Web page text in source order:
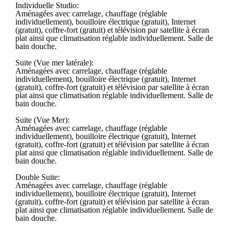
Individuelle Studio:
Aménagées avec carrelage, chauffage (réglable
individuellement), bouilloire électrique (gratuit), Internet
(gratuit), coffre-fort (gratuit) et télévision par satellite à écran
plat ainsi que climatisation réglable individuellement. Salle de
bain douche.
Suite (Vue mer latérale):
Aménagées avec carrelage, chauffage (réglable
individuellement), bouilloire électrique (gratuit), Internet
(gratuit), coffre-fort (gratuit) et télévision par satellite à écran
plat ainsi que climatisation réglable individuellement. Salle de
bain douche.
Suite (Vue Mer):
Aménagées avec carrelage, chauffage (réglable
individuellement), bouilloire électrique (gratuit), Internet
(gratuit), coffre-fort (gratuit) et télévision par satellite à écran
plat ainsi que climatisation réglable individuellement. Salle de
bain douche.
Double Suite:
Aménagées avec carrelage, chauffage (réglable
individuellement), bouilloire électrique (gratuit), Internet
(gratuit), coffre-fort (gratuit) et télévision par satellite à écran
plat ainsi que climatisation réglable individuellement. Salle de
bain douche.